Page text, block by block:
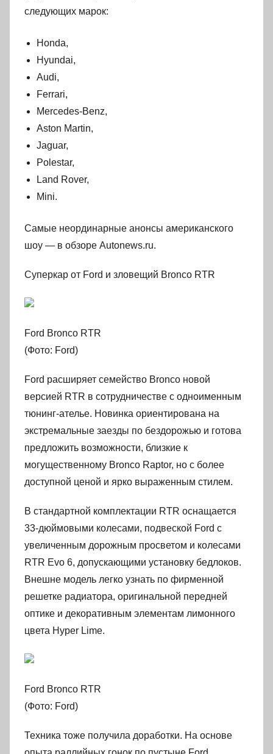
следующих марок:
Honda,
Hyundai,
Audi,
Ferrari,
Mercedes-Benz,
Aston Martin,
Jaguar,
Polestar,
Land Rover,
Mini.
Самые неординарные анонсы американского
шоу — в обзоре Autonews.ru.
Суперкар от Ford и зловещий Bronco RTR
Ford Bronco RTR
(Фото: Ford)
Ford расширяет семейство Bronco новой
версией RTR в сотрудничестве с одноименным
тюнинг-ателье. Новинка ориентирована на
экстремальные заезды по бездорожью и готова
предложить возможности, близкие к
могущественному Bronco Raptor, но с более
доступной ценой и ярко выраженным стилем.
В стандартной комплектации RTR оснащается
33-дюймовыми колесами, подвеской Ford с
увеличенным дорожным просветом и колесами
RTR Evo 6, допускающими установку бедлоков.
Внешне модель легко узнать по фирменной
решетке радиатора, оригинальной передней
оптике и декоративным элементам лимонного
цвета Hyper Lime.
Ford Bronco RTR
(Фото: Ford)
Техника тоже получила доработки. На основе